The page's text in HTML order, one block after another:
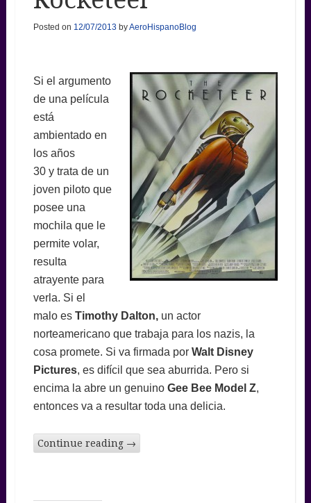
Posted on 12/07/2013 byAeroHispanoBlog
Si el argumento
de una película
está
ambientado en
los años
30 y trata de un
joven piloto que
posee una
mochila que le
permite volar,
resulta
atrayente para
verla. Si el
malo es Timothy Dalton,un actor
norteamericano que trabaja para los nazis, la
cosa promete. Si va firmada por Walt Disney
Pictures, es difícil que sea aburrida. Pero si
encima la abre un genuino Gee Bee Model Z,
entonces va a resultar toda una delicia.
Continue reading →